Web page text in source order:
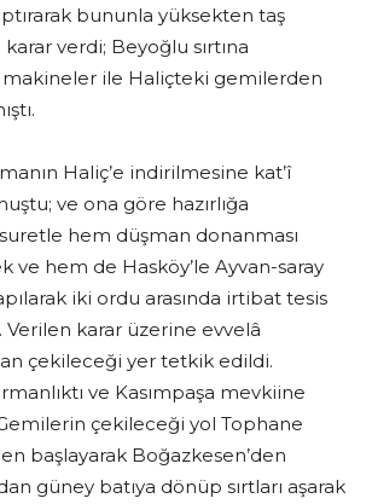
bununla yüksekten taş
verdi; Beyoğlu sırtına
ile Haliçteki gemilerden
Haliç’e indirilmesine kat’î
ve ona göre hazırlığa
suretle hem düşman donanması
ve hem de Hasköy’le Ayvan-saray
iki ordu arasında irtibat tesis
Verilen karar üzerine evvelâ
çekileceği yer tetkik edildi.
ve Kasımpaşa mevkiine
çekileceği yol Tophane
başlayarak Boğazkesen’den
güney batıya dönüp sırtları aşarak